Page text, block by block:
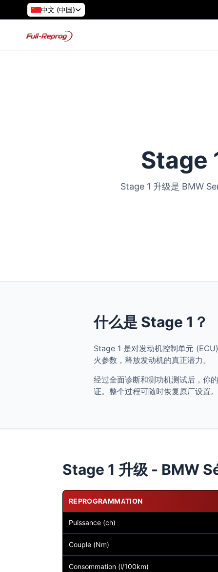
中文 (中国)
Stage
Stage 1 升级是 BMW
什么是 Stage 1？
Stage 1 是对发动机控制单元
火参数，释放发动机的真正潜力。
经过全面诊断和测功机测试后，
证。整个过程可随时恢复原厂设置。
Stage 1 升级 - BMW
REPROGRAMMATION
Puissance (ch)
Couple (Nm)
Consommation (l/100km)